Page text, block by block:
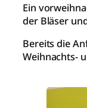
Ein
der Bläser
Bereits die
Weihnachts-